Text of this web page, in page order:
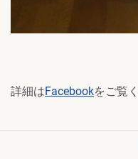
詳細はFacebookをご覧